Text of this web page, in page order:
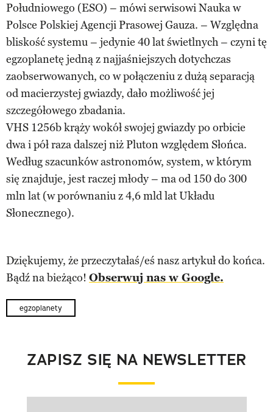
Południowego (ESO) – mówi serwisowi Nauka w
Polsce Polskiej Agencji Prasowej Gauza. – Względna
bliskość systemu – jedynie 40 lat świetlnych – czyni tę
egzoplanetę jedną z najjaśniejszych dotychczas
zaobserwowanych, co w połączeniu z dużą separacją
od macierzystej gwiazdy, dało możliwość jej
szczegółowego zbadania.
VHS 1256b krąży wokół swojej gwiazdy po orbicie
dwa i pół raza dalszej niż Pluton względem Słońca.
Według szacunków astronomów, system, w którym
się znajduje, jest raczej młody – ma od 150 do 300
mln lat (w porównaniu z 4,6 mld lat Układu
Słonecznego).
Dziękujemy, że przeczytałaś/eś nasz artykuł do końca.
Bądź na bieżąco! Obserwuj nas w Google.
egzoplanety
ZAPISZ SIĘ NA NEWSLETTER